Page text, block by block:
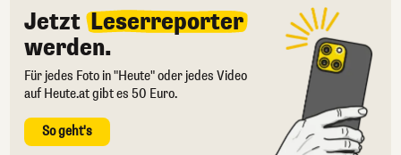
Jetzt Leserreporter
werden.
Für jedes Foto in "Heute" oder jedes Video
auf Heute.at gibt es 50 Euro.
So geht's